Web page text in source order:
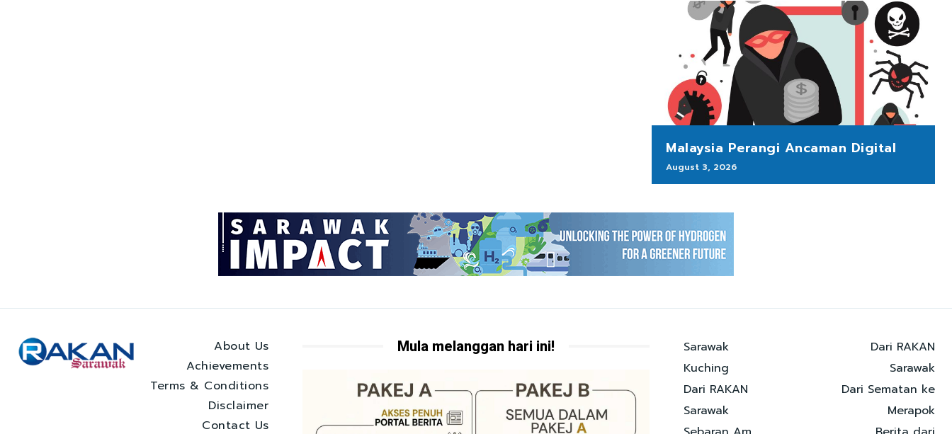
Malaysia Perangi Ancaman Digital
August 3, 2026
About Us
Achievements
Terms & Conditions
Disclaimer
Contact Us
Mula melanggan hari ini!
Sarawak
Kuching
Dari RAKAN
Sarawak
Dari RAKAN
Sarawak
Dari Sematan ke
Merapok